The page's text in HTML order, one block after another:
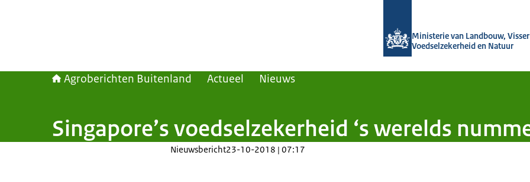
Ministerie van Landbouw,
Voedselzekerheid en Natuur
Agroberichten Buitenland Actueel Nieuws
Singapore’s voedselzekerheid ‘s werelds
Nieuwsbericht23-10-2018 | 07:17